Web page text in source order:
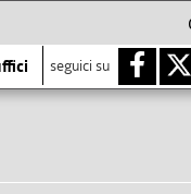
seguici su